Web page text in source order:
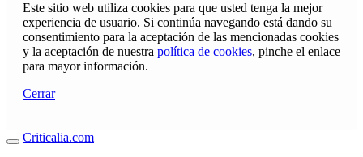
Este sitio web utiliza cookies para que usted tenga la mejor
experiencia de usuario. Si continúa navegando está dando su
consentimiento para la aceptación de las mencionadas cookies
y la aceptación de nuestra política de cookies, pinche el enlace
para mayor información.
Cerrar
Criticalia.com